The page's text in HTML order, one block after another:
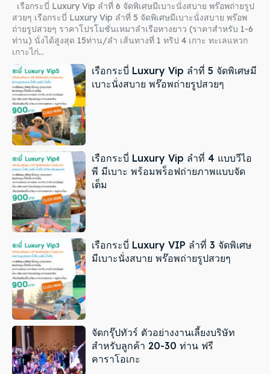
เรือกระบี่ Luxury Vip ลำที่ 6 จัดพิเศษมีเบาะนั่งสบาย พร๊อพถ่ายรูป
สวยๆ เรือกระบี่ Luxury Vip ลำที่ 5 จัดพิเศษมีเบาะนั่งสบาย พร๊อพ
ถ่ายรูปสวยๆ ราคาโปรโมชั่นเหมาลำเรือหางยาว (ราคาสำหรับ 1-6
ท่าน) นั่งได้สูงสุด 15ท่าน/ลำ เส้นทางที่ 1 ทริป 4 เกาะ ทะเลแหวก
เกาะไก่...
เรือกระบี่ Luxury Vip ลำที่ 5 จัดพิเศษมี
เบาะนั่งสบาย พร๊อพถ่ายรูปสวยๆ
เรือกระบี่ Luxury Vip ลำที่ 4 แบบวีไอ
พี มีเบาะ พร้อมพร็อฟถ่ายภาพแบบจัด
เต็ม
เรือกระบี่ Luxury VIP ลำที่ 3 จัดพิเศษ
มีเบาะนั่งสบาย พร๊อพถ่ายรูปสวยๆ
จัดกรุ๊ปทัวร์ ตัวอย่างงานเลี้ยงบริษัท
สำหรับลูกค้า 20-30 ท่าน ฟรี
คาราโอเกะ